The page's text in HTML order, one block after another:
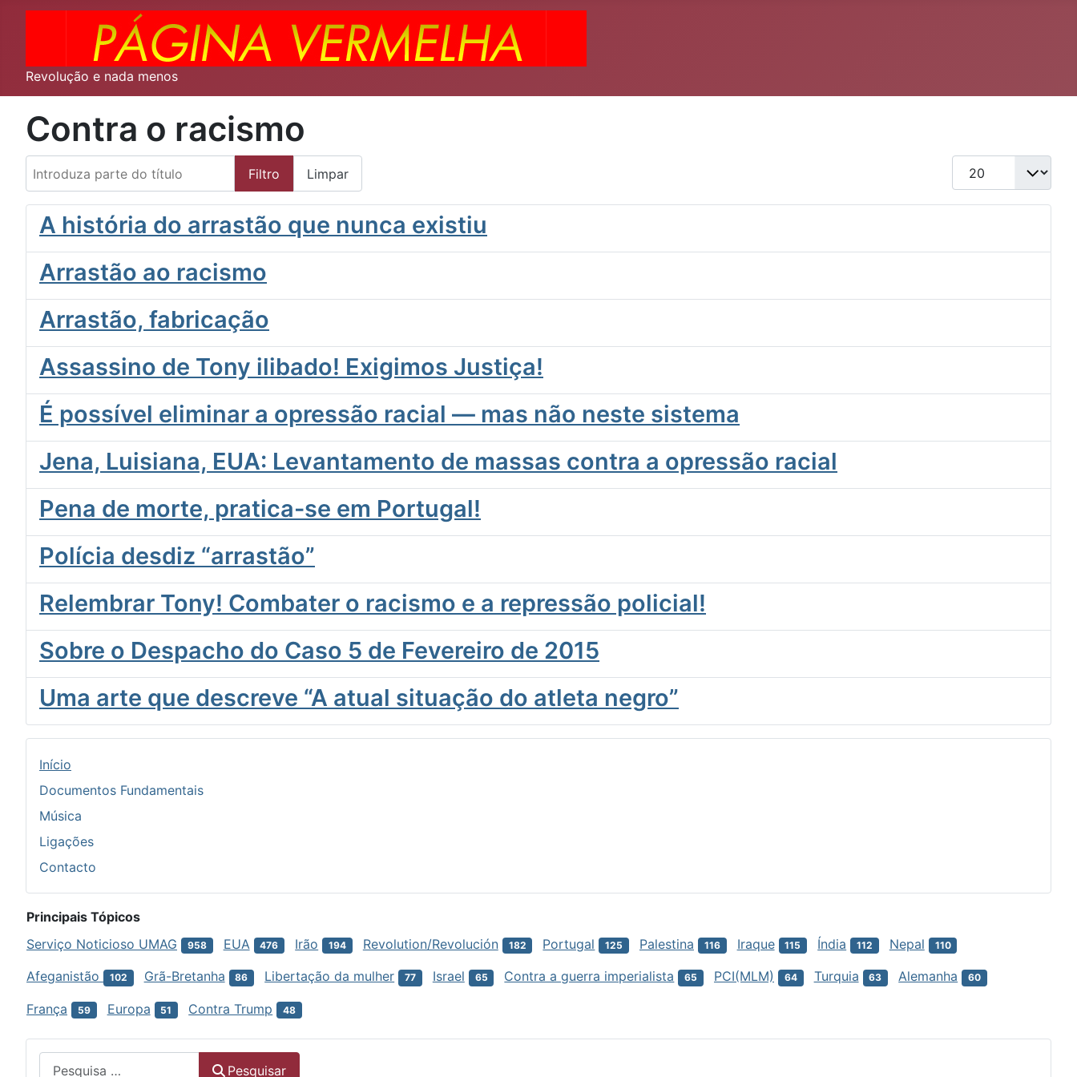
Revolução e nada menos
Contra o racismo
Introduza parte do título
Filtro Limpar
Qtd. a exibir
A história do arrastão que nunca existiu
Arrastão ao racismo
Arrastão, fabricação
Assassino de Tony ilibado! Exigimos Justiça!
É possível eliminar a opressão racial — mas não neste sistema
Jena, Luisiana, EUA: Levantamento de massas contra a opressão racial
Pena de morte, pratica-se em Portugal!
Polícia desdiz “arrastão”
Relembrar Tony! Combater o racismo e a repressão policial!
Sobre o Despacho do Caso 5 de Fevereiro de 2015
Uma arte que descreve “A atual situação do atleta negro”
Início
Documentos Fundamentais
Música
Ligações
Contacto
Principais Tópicos
Serviço Noticioso UMAG
958 EUA 476 Irão 194 Revolution/Revolución 182 Portugal 125 Palestina 116 Iraque 115 Índia 112 Nepal 110
Afeganistão 102 Grã-Bretanha 86 Libertação da mulher 77 Israel 65 Contra a guerra imperialista 65 PCI(MLM) 64 Turquia 63 Alemanha 60
França 59 Europa 51 Contra Trump 48
Pesquisar